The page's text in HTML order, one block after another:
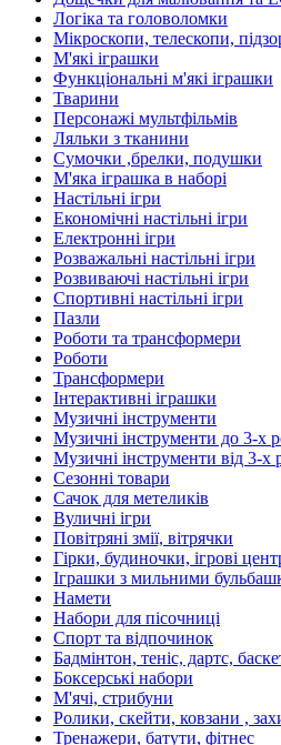
Логіка та головоломки
Мікроскопи, телескопи,
М'які іграшки
Функціональні м'які іграшки
Тварини
Персонажі мультфільмів
Ляльки з тканини
Сумочки ,брелки, подушки
М'яка іграшка в наборі
Настільні ігри
Економічні настільні ігри
Електронні ігри
Розважальні настільні ігри
Розвиваючі настільні ігри
Спортивні настільні ігри
Пазли
Роботи та трансформери
Роботи
Трансформери
Інтерактивні іграшки
Музичні інструменти
Музичні інструменти до 3-х
Музичні інструменти від 3-х
Сезонні товари
Сачок для метеликів
Вуличні ігри
Повітряні змії, вітрячки
Гірки, будиночки, ігрові
Іграшки з мильними
Намети
Набори для пісочниці
Спорт та відпочинок
Бадмінтон, теніс, дартс,
Боксерські набори
М'ячі, стрибуни
Ролики, скейти, ковзани ,
Тренажери, батути, фітнес